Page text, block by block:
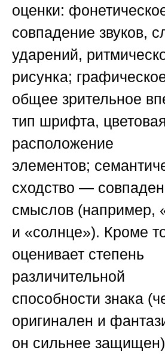
оценки:
совпадение звуков,
ударений,
рисунка;
общее зрительное
тип шрифта,
расположение
элементов;
сходство —
смыслов (например,
и «солнце»). Кроме
оценивает степень
различительной
способности знака
оригинален и
он сильнее защищен)